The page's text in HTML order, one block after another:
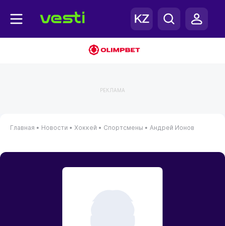
РЕКЛАМА
Главная • Новости • Хоккей • Спортсмены • Андрей Ионов